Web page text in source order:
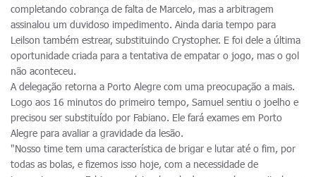
completando cobrança de falta de Marcelo, mas a arbitragem
assinalou um duvidoso impedimento. Ainda daria tempo para
Leilson também estrear, substituindo Crystopher. E foi dele a última
oportunidade criada para a tentativa de empatar o jogo, mas o gol
não aconteceu.
A delegação retorna a Porto Alegre com uma preocupação a mais.
Logo aos 16 minutos do primeiro tempo, Samuel sentiu o joelho e
precisou ser substituído por Fabiano. Ele fará exames em Porto
Alegre para avaliar a gravidade da lesão.
"Nosso time tem uma característica de brigar e lutar até o fim, por
todas as bolas, e fizemos isso hoje, com a necessidade de